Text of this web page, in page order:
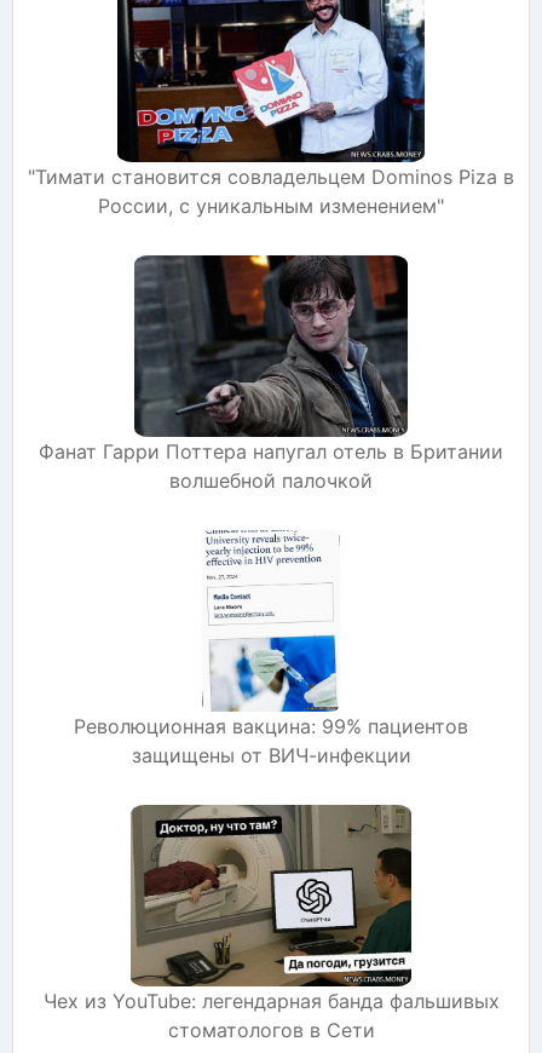
"Тимати становится совладельцем Dominos Piza в
России, с уникальным изменением"
Фанат Гарри Поттера напугал отель в Британии
волшебной палочкой
Революционная вакцина: 99% пациентов
защищены от ВИЧ-инфекции
Чех из YouTube: легендарная банда фальшивых
стоматологов в Сети